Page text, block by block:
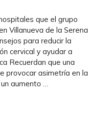
que el grupo
Villanueva de la Serena
para reducir la
cervical y ayudar a
Recuerdan que una
provocar asimetría en la
aumento …